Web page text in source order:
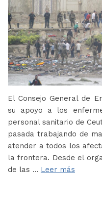
El Consejo General de
su apoyo a los
personal sanitario de
pasada trabajando de
atender a todos los
la frontera. Desde el
de las … Leer más